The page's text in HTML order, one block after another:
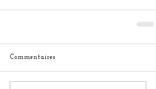
Commentaires